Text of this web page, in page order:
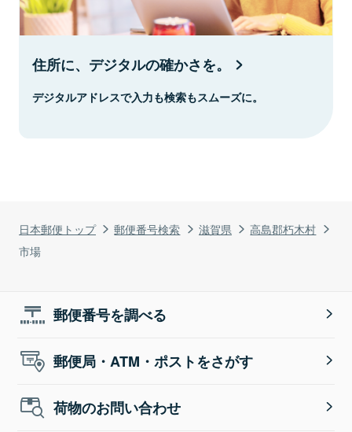
日本郵便トップ 郵便番号検索 滋賀県
高島郡朽木村
市場
住所に、デジタルの確かさを。
デジタルアドレスで入力も検索もスムーズに。
郵便番号を調べる
郵便局・ATM・ポストをさがす
荷物のお問い合わせ